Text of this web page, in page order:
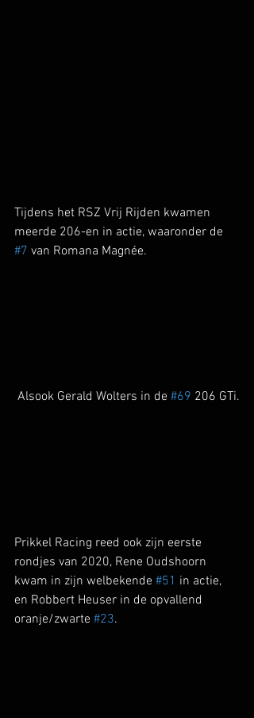
Tijdens het RSZ Vrij Rijden kwamen
meerde 206-en in actie, waaronder de
#7 van Romana Magnée.
Alsook Gerald Wolters in de #69 206 GTi.
Prikkel Racing reed ook zijn eerste
rondjes van 2020, Rene Oudshoorn
kwam in zijn welbekende #51 in actie,
en Robbert Heuser in de opvallend
oranje/zwarte #23.